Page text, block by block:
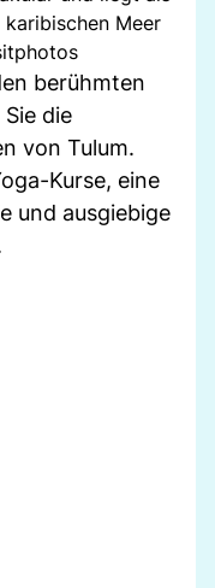
Meer
berühmten
die
von Tulum.
Kurse, eine
und ausgiebige